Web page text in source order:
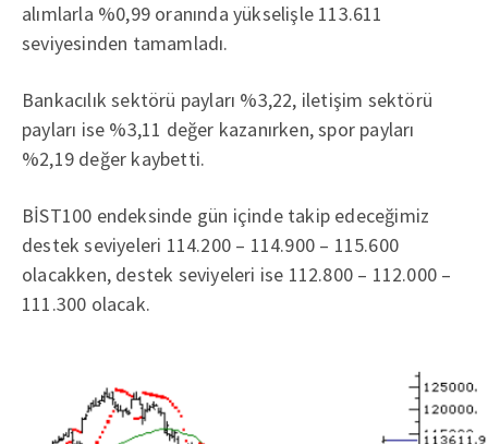
alımlarla %0,99 oranında yükselişle 113.611
seviyesinden tamamladı.
Bankacılık sektörü payları %3,22, iletişim sektörü
payları ise %3,11 değer kazanırken, spor payları
%2,19 değer kaybetti.
BİST100 endeksinde gün içinde takip edeceğimiz
destek seviyeleri 114.200 – 114.900 – 115.600
olacakken, destek seviyeleri ise 112.800 – 112.000 –
111.300 olacak.